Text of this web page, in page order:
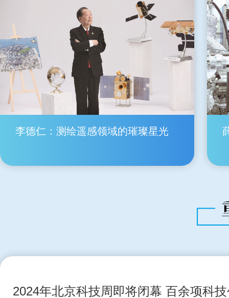
李德仁：测绘遥感领域的璀璨星光
2024年北京科技周即将闭幕 百余项科